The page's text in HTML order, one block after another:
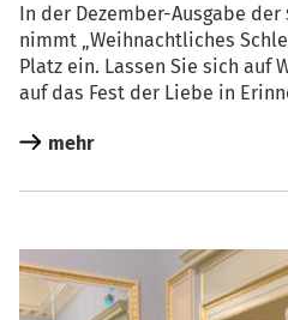
In der Dezem­ber-Aus­ga­be der
nimmt „Weih­nacht­li­ches
Platz ein. Las­sen Sie sich auf
auf das Fest der Lie­be in
mehr